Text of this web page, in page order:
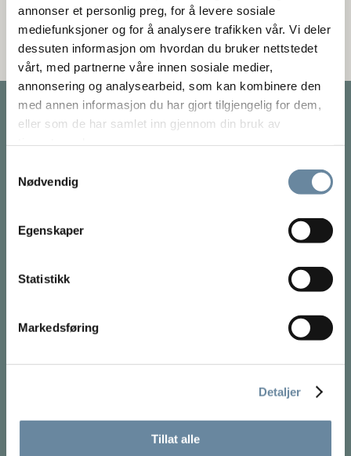
annonser et personlig preg, for å levere sosiale
mediefunksjoner og for å analysere trafikken vår. Vi deler
dessuten informasjon om hvordan du bruker nettstedet
vårt, med partnerne våre innen sosiale medier,
annonsering og analysearbeid, som kan kombinere den
med annen informasjon du har gjort tilgjengelig for dem,
eller som de har samlet inn gjennom din bruk av
Nødvendig
Egenskaper
Statistikk
Markedsføring
Detaljer
Tillat alle
Intet innhold på dette nettstedet, bør noensinne brukes som